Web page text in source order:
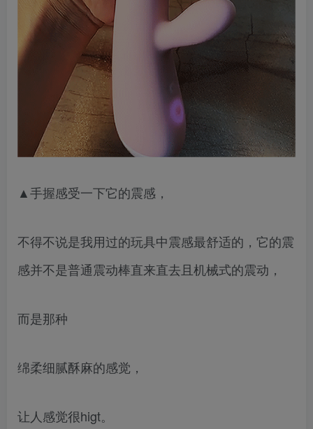
▲手握感受一下它的震感，
不得不说是我用过的玩具中震感最舒适的，它的震
感并不是普通震动棒直来直去且机械式的震动，
而是那种
绵柔细腻酥麻的感觉，
让人感觉很higt。